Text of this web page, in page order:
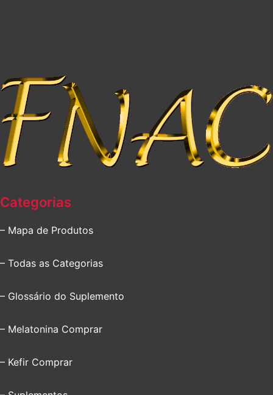
Categorias
– Mapa de Produtos
– Todas as Categorias
– Glossário do Suplemento
– Melatonina Comprar
– Kefir Comprar